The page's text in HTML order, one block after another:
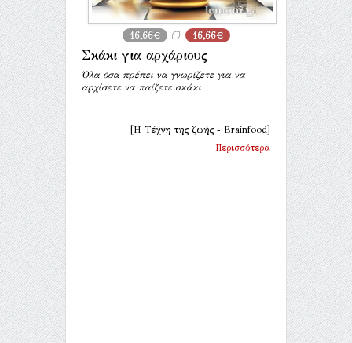
16,66€ 16,66€
Σκάκι για αρχάριους
Όλα όσα πρέπει να γνωρίζετε για να
αρχίσετε να παίζετε σκάκι
[Η Τέχνη της ζωής - Brainfood]
Περισσότερα